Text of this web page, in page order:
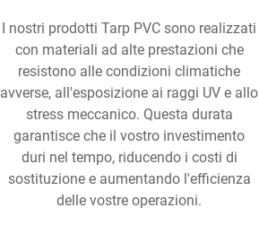
I nostri prodotti Tarp PVC sono realizzati
con materiali ad alte prestazioni che
resistono alle condizioni climatiche
avverse, all'esposizione ai raggi UV e allo
stress meccanico. Questa durata
garantisce che il vostro investimento
duri nel tempo, riducendo i costi di
sostituzione e aumentando l'efficienza
delle vostre operazioni.